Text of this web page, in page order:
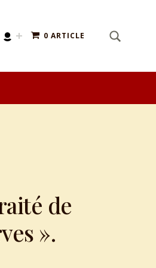
0 ARTICLE Search for:
de
».